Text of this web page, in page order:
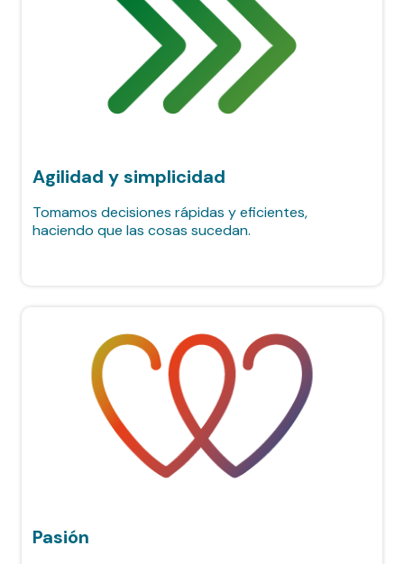
Agilidad y simplicidad
Tomamos decisiones rápidas y eficientes,
haciendo que las cosas sucedan.
Pasión